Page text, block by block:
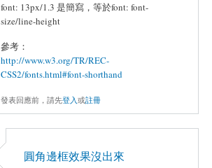
font: 13px/1.3 是簡寫，等於font: font-
size/line-height
參考：
http://www.w3.org/TR/REC-
CSS2/fonts.html#font-shorthand
發表回應前，請先登入或註冊
圓角邊框效果沒出來